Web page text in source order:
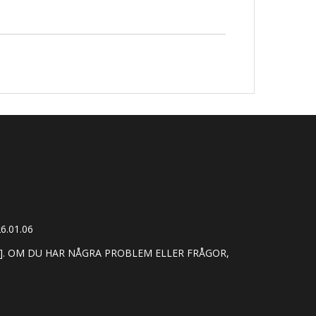
OM DU HAR NÅGRA PROBLEM ELLER FRÅGOR,